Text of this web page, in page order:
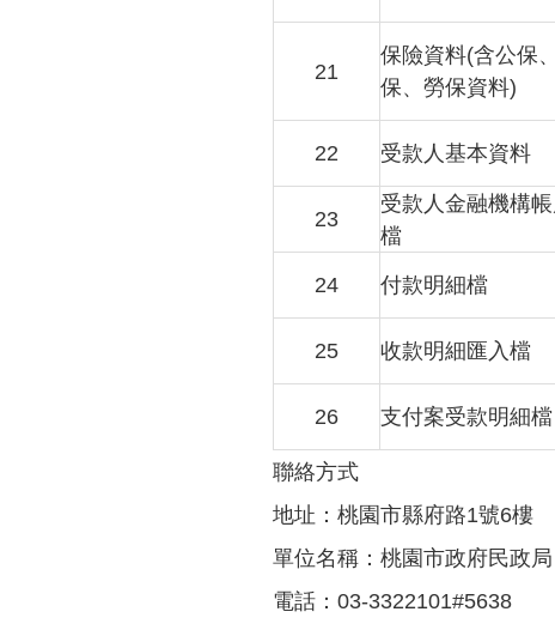
21
保險資料(含公保
保、勞保資料)
22 受款人基本資料
23
受款人金融機構
檔
24 付款明細檔
25 收款明細匯入檔
26 支付案受款明細檔
聯絡方式
地址：桃園市縣府路1號6樓
單位名稱：桃園市政府民政局
電話：03-3322101#5638